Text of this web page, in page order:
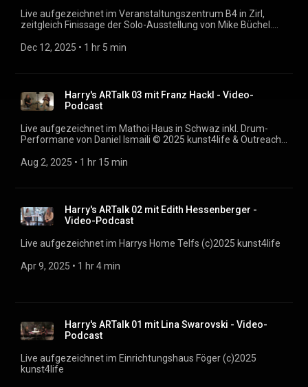
Live aufgezeichnet im Veranstaltungszentrum B4 in Zirl,
zeitgleich Finissage der Solo-Ausstellung von Mike Büchel.
Dec 12, 2025 • 1 hr 5 min
Harry's ARTalk 03 mit Franz Hackl - Video-
Podcast
Live aufgezeichnet im Mathoi Haus in Schwaz inkl. Drum-
Performane von Daniel Ismaili © 2025 kunst4life & Outreach
Aug 2, 2025 • 1 hr 15 min
Harry's ARTalk 02 mit Edith Hessenberger -
Video-Podcast
Live aufgezeichnet im Harrys Home Telfs (c)2025 kunst4life
Apr 9, 2025 • 1 hr 4 min
Harry's ARTalk 01 mit Lina Swarovski - Video-
Podcast
Live aufgezeichnet im Einrichtungshaus Föger (c)2025
kunst4life